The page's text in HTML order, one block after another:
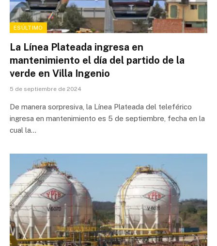
ESÚLTIMO
La Línea Plateada ingresa en
mantenimiento el día del partido de la
verde en Villa Ingenio
5 de septiembre de 2024
De manera sorpresiva, la Línea Plateada del teleférico
ingresa en mantenimiento es 5 de septiembre, fecha en la
cual la…